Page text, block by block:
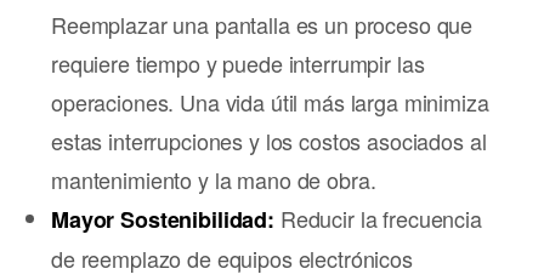
Reemplazar una pantalla es un proceso que
requiere tiempo y puede interrumpir las
operaciones. Una vida útil más larga minimiza
estas interrupciones y los costos asociados al
mantenimiento y la mano de obra.
Mayor Sostenibilidad: Reducir la frecuencia
de reemplazo de equipos electrónicos